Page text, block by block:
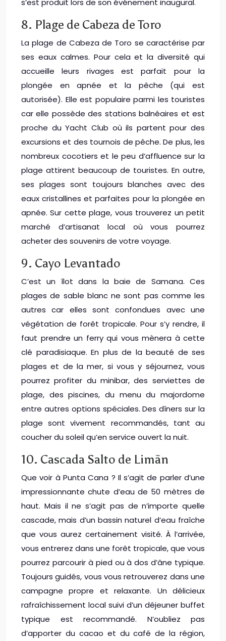
s’est produit lors de son événement inaugural.
8. Plage de Cabeza de Toro
La plage de Cabeza de Toro se caractérise par
ses eaux calmes. Pour cela et la diversité qui
accueille leurs rivages est parfait pour la
plongée en apnée et la pêche (qui est
autorisée). Elle est populaire parmi les touristes
car elle possède des stations balnéaires et est
proche du Yacht Club où ils partent pour des
excursions et des tournois de pêche. De plus, les
nombreux cocotiers et le peu d’affluence sur la
plage attirent beaucoup de touristes. En outre,
ses plages sont toujours blanches avec des
eaux cristallines et parfaites pour la plongée en
apnée. Sur cette plage, vous trouverez un petit
marché d’artisanat local où vous pourrez
acheter des souvenirs de votre voyage.
9. Cayo Levantado
C’est un îlot dans la baie de Samana. Ces
plages de sable blanc ne sont pas comme les
autres car elles sont confondues avec une
végétation de forêt tropicale. Pour s’y rendre, il
faut prendre un ferry qui vous mènera à cette
clé paradisiaque. En plus de la beauté de ses
plages et de la mer, si vous y séjournez, vous
pourrez profiter du minibar, des serviettes de
plage, des piscines, du menu du majordome
entre autres options spéciales. Des dîners sur la
plage sont vivement recommandés, tant au
coucher du soleil qu’en service ouvert la nuit.
10. Cascada Salto de Limãn
Que voir à Punta Cana ? Il s’agit de parler d’une
impressionnante chute d’eau de 50 mètres de
haut. Mais il ne s’agit pas de n’importe quelle
cascade, mais d’un bassin naturel d’eau fraîche
que vous aurez certainement visité. À l’arrivée,
vous entrerez dans une forêt tropicale, que vous
pourrez parcourir à pied ou à dos d’âne typique.
Toujours guidés, vous vous retrouverez dans une
campagne propre et relaxante. Un délicieux
rafraîchissement local suivi d’un déjeuner buffet
typique est recommandé. N’oubliez pas
d’apporter du cacao et du café de la région,